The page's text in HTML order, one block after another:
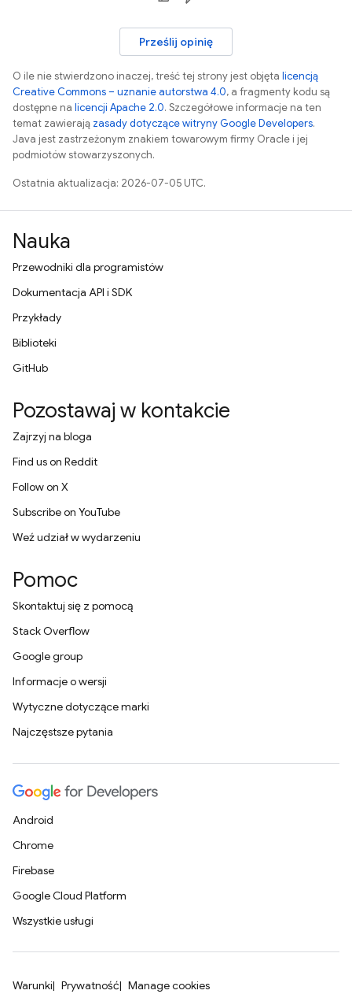
Prześlij opinię
O ile nie stwierdzono inaczej, treść tej strony jest objęta licencją
Creative Commons – uznanie autorstwa 4.0, a fragmenty kodu są
dostępne na licencji Apache 2.0. Szczegółowe informacje na ten
temat zawierają zasady dotyczące witryny Google Developers.
Java jest zastrzeżonym znakiem towarowym firmy Oracle i jej
podmiotów stowarzyszonych.
Ostatnia aktualizacja: 2026-07-05 UTC.
Nauka
Przewodniki dla programistów
Dokumentacja API i SDK
Przykłady
Biblioteki
GitHub
Pozostawaj w kontakcie
Zajrzyj na bloga
Find us on Reddit
Follow on X
Subscribe on YouTube
Weź udział w wydarzeniu
Pomoc
Skontaktuj się z pomocą
Stack Overflow
Google group
Informacje o wersji
Wytyczne dotyczące marki
Najczęstsze pytania
Android
Chrome
Firebase
Google Cloud Platform
Wszystkie usługi
Warunki Prywatność Manage cookies